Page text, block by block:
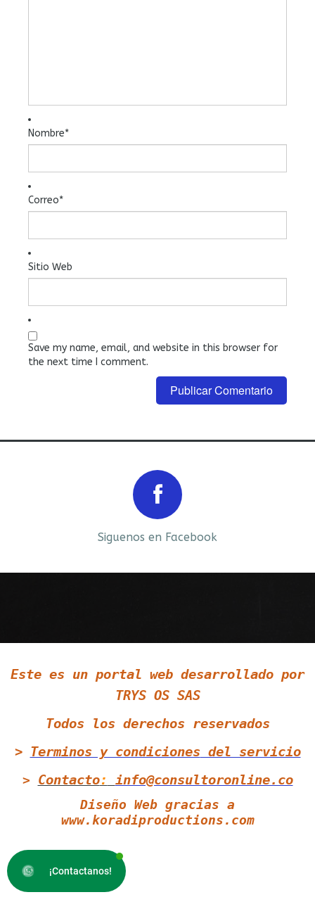
Nombre*
Correo*
Sitio Web
Save my name, email, and website in this browser for
the next time I comment.
Siguenos en Facebook
Este es un portal web desarrollado por
TRYS OS SAS
Todos los derechos reservados
> Terminos y condiciones del servicio
> Contacto: info@consultoronline.co
Diseño Web gracias a
www.koradiproductions.com
¡Contactanos!